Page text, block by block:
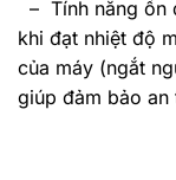
– Tính năng ổn
khi đạt nhiệt độ
của máy (ngắt
giúp đảm bảo an